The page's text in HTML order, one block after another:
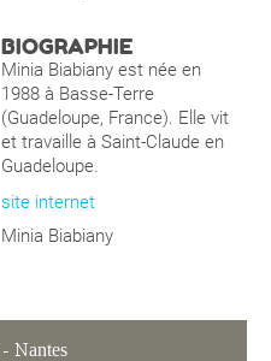
BIOGRAPHIE
Minia Biabiany est née en
1988 à Basse-Terre
(Guadeloupe, France). Elle vit
et travaille à Saint-Claude en
Guadeloupe.
site internet
Minia Biabiany
- Nantes